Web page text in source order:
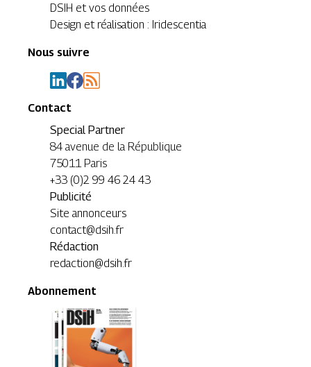
DSIH et vos données
Design et réalisation : Iridescentia
Nous suivre
Contact
Special Partner
84 avenue de la République
75011 Paris
+33 (0)2 99 46 24 43
Publicité
Site annonceurs
contact@dsih.fr
Rédaction
redaction@dsih.fr
Abonnement